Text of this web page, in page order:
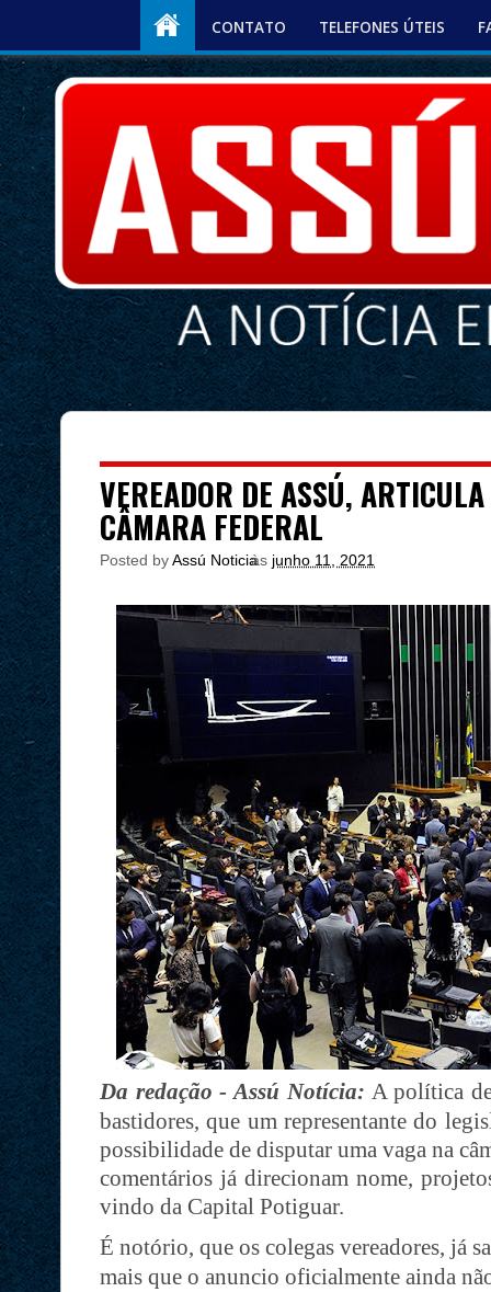
CONTATO TELEFONES ÚTEIS
VEREADOR DE ASSÚ,
CÂMARA FEDERAL
Posted byAssú Noticia
às junho 11, 2021
Da redação - Assú Notícia: A política
bastidores, que um representante do
possibilidade de disputar uma vaga na
comentários já direcionam nome,
vindo da Capital Potiguar.
É notório, que os colegas vereadores, já
mais que o anuncio oficialmente ainda